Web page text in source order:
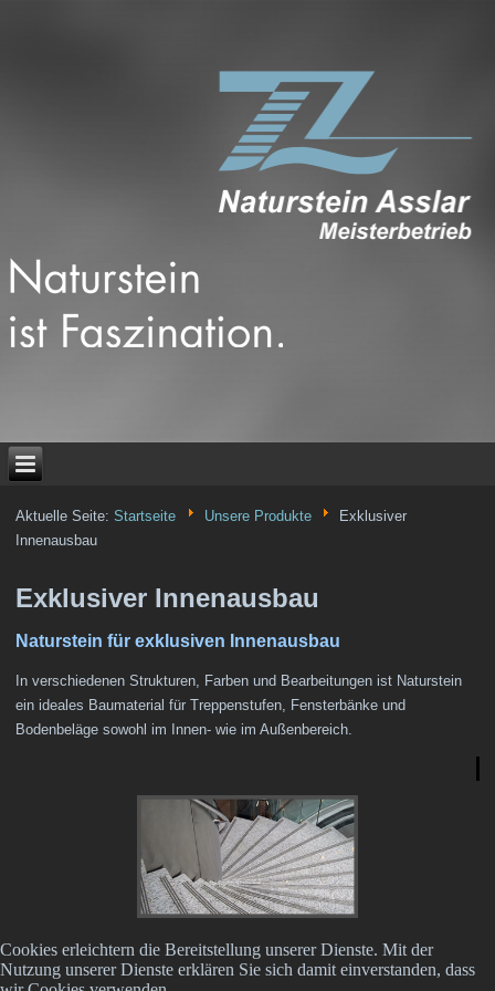
Aktuelle Seite:Startseite Unsere Produkte
Exklusiver
Innenausbau
Exklusiver Innenausbau
Naturstein für exklusiven Innenausbau
In verschiedenen Strukturen, Farben und Bearbeitungen ist Naturstein
ein ideales Baumaterial für Treppenstufen, Fensterbänke und
Bodenbeläge sowohl im Innen- wie im Außenbereich.
Cookies erleichtern die Bereitstellung unserer Dienste. Mit der
Nutzung unserer Dienste erklären Sie sich damit einverstanden, dass